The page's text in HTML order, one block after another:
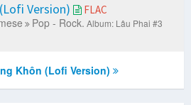
Version) FLAC
Pop - Rock. Album: Lâu Phai #3
Khôn (Lofi Version)